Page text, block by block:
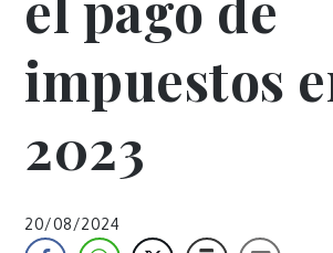
impuestos
2023
20/08/2024